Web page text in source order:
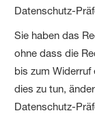
Datenschutz-
Sie haben das
ohne dass die
bis zum
dies zu tun,
Datenschutz-